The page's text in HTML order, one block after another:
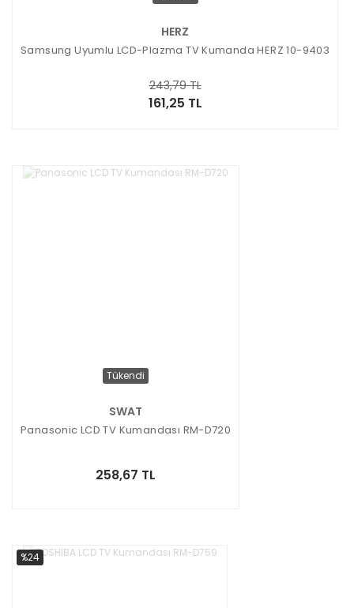
HERZ
Samsung Uyumlu LCD-Plazma TV Kumanda HERZ 10-9403
161,25 TL
243,79 TL
Tükendi
SWAT
Panasonic LCD TV Kumandası RM-D720
258,67 TL
%24